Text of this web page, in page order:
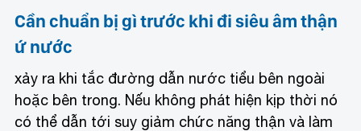
Cần chuẩn bị gì trước khi đi siêu âm thận
ứ nước
xảy ra khi tắc đường dẫn nước tiểu bên ngoài
hoặc bên trong. Nếu không phát hiện kịp thời nó
có thể dẫn tới suy giảm chức năng thận và làm